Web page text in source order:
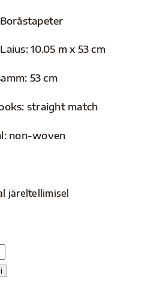
10.05 m x 53 cm
53 cm
straight match
non-woven
järeltellimisel